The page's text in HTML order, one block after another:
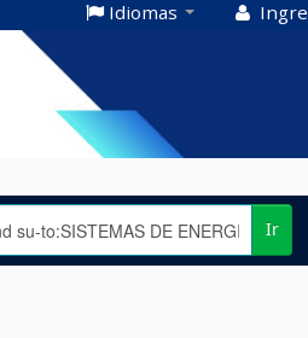
Idiomas
Ir